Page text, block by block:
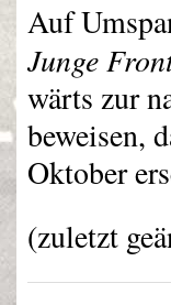
Auf
Junge
wärts zur
beweisen,
Oktober
(zuletzt